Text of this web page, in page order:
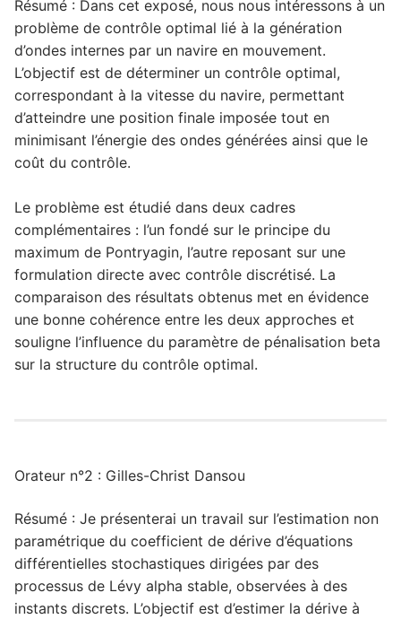
Résumé : Dans cet exposé, nous nous intéressons à un
problème de contrôle optimal lié à la génération
d’ondes internes par un navire en mouvement.
L’objectif est de déterminer un contrôle optimal,
correspondant à la vitesse du navire, permettant
d’atteindre une position finale imposée tout en
minimisant l’énergie des ondes générées ainsi que le
coût du contrôle.
Le problème est étudié dans deux cadres
complémentaires : l’un fondé sur le principe du
maximum de Pontryagin, l’autre reposant sur une
formulation directe avec contrôle discrétisé. La
comparaison des résultats obtenus met en évidence
une bonne cohérence entre les deux approches et
souligne l’influence du paramètre de pénalisation beta
sur la structure du contrôle optimal.
Orateur n°2 : Gilles-Christ Dansou
Résumé : Je présenterai un travail sur l’estimation non
paramétrique du coefficient de dérive d’équations
différentielles stochastiques dirigées par des
processus de Lévy alpha stable, observées à des
instants discrets. L’objectif est d’estimer la dérive à